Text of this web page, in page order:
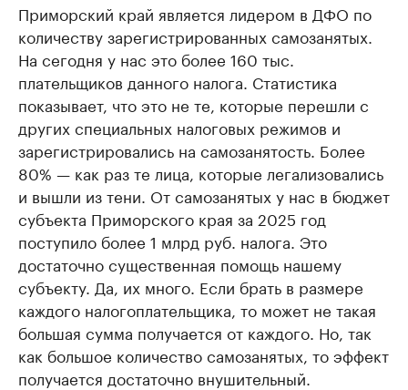
Приморский край является лидером в ДФО по
количеству зарегистрированных самозанятых.
На сегодня у нас это более 160 тыс.
плательщиков данного налога. Статистика
показывает, что это не те, которые перешли с
других специальных налоговых режимов и
зарегистрировались на самозанятость. Более
80% — как раз те лица, которые легализовались
и вышли из тени. От самозанятых у нас в бюджет
субъекта Приморского края за 2025 год
поступило более 1 млрд руб. налога. Это
достаточно существенная помощь нашему
субъекту. Да, их много. Если брать в размере
каждого налогоплательщика, то может не такая
большая сумма получается от каждого. Но, так
как большое количество самозанятых, то эффект
получается достаточно внушительный.